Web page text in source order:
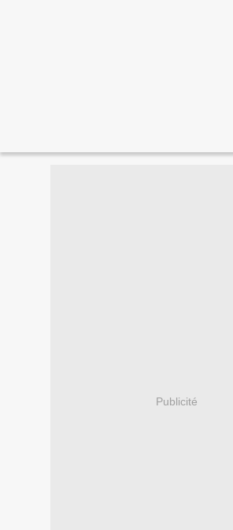
Publicité